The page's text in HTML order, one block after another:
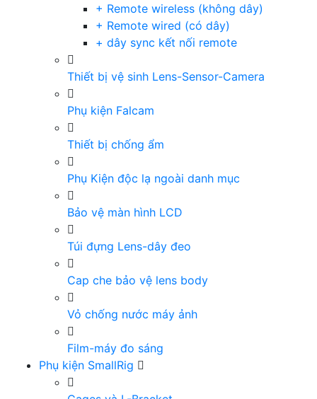
+ Remote wireless (không dây)
+ Remote wired (có dây)
+ dây sync kết nối remote
Thiết bị vệ sinh Lens-Sensor-Camera
Phụ kiện Falcam
Thiết bị chống ẩm
Phụ Kiện độc lạ ngoài danh mục
Bảo vệ màn hình LCD
Túi đựng Lens-dây đeo
Cap che bảo vệ lens body
Vỏ chống nước máy ảnh
Film-máy đo sáng
Phụ kiện SmallRig